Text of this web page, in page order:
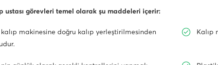
ustası görevleri temel olarak şu maddeleri içerir:
makinesine doğru kalıp yerleştirilmesinden
Kalıp